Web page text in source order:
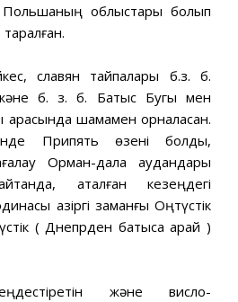
Польшаның облыстары болып
славян тайпалары б.з. б.
б. з. б. Батыс Бугы мен
шамамен орналасқан.
Припять өзені болды,
Орман-дала аудандары
аталған кезеңдегі
қазіргі заманғы Оңтүстік
( Днепрден батысқа қарай )
және висло-